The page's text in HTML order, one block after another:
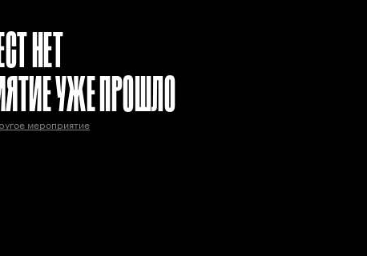
НЕТ
УЖЕ ПРОШЛО
мероприятие